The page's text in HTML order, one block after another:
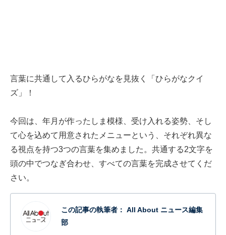
言葉に共通して入るひらがなを見抜く「ひらがなクイ
ズ」！
今回は、年月が作ったしま模様、受け入れる姿勢、そし
て心を込めて用意されたメニューという、それぞれ異な
る視点を持つ3つの言葉を集めました。共通する2文字を
頭の中でつなぎ合わせ、すべての言葉を完成させてくだ
さい。
この記事の執筆者： All About ニュース編集
部